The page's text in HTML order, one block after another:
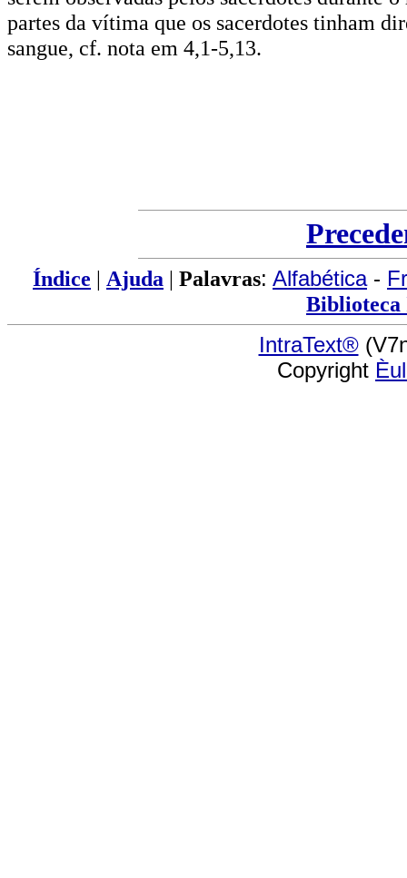
partes da vítima que os sacerdotes tinham
sangue, cf. nota em 4,1-5,13.
Índice | Ajuda | Palavras: Alfabética-
IntraText®
Copyright